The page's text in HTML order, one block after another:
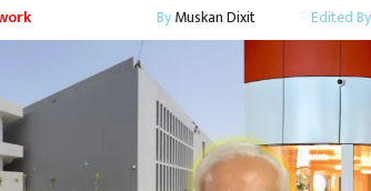
ByMuskan Dixit Edited By